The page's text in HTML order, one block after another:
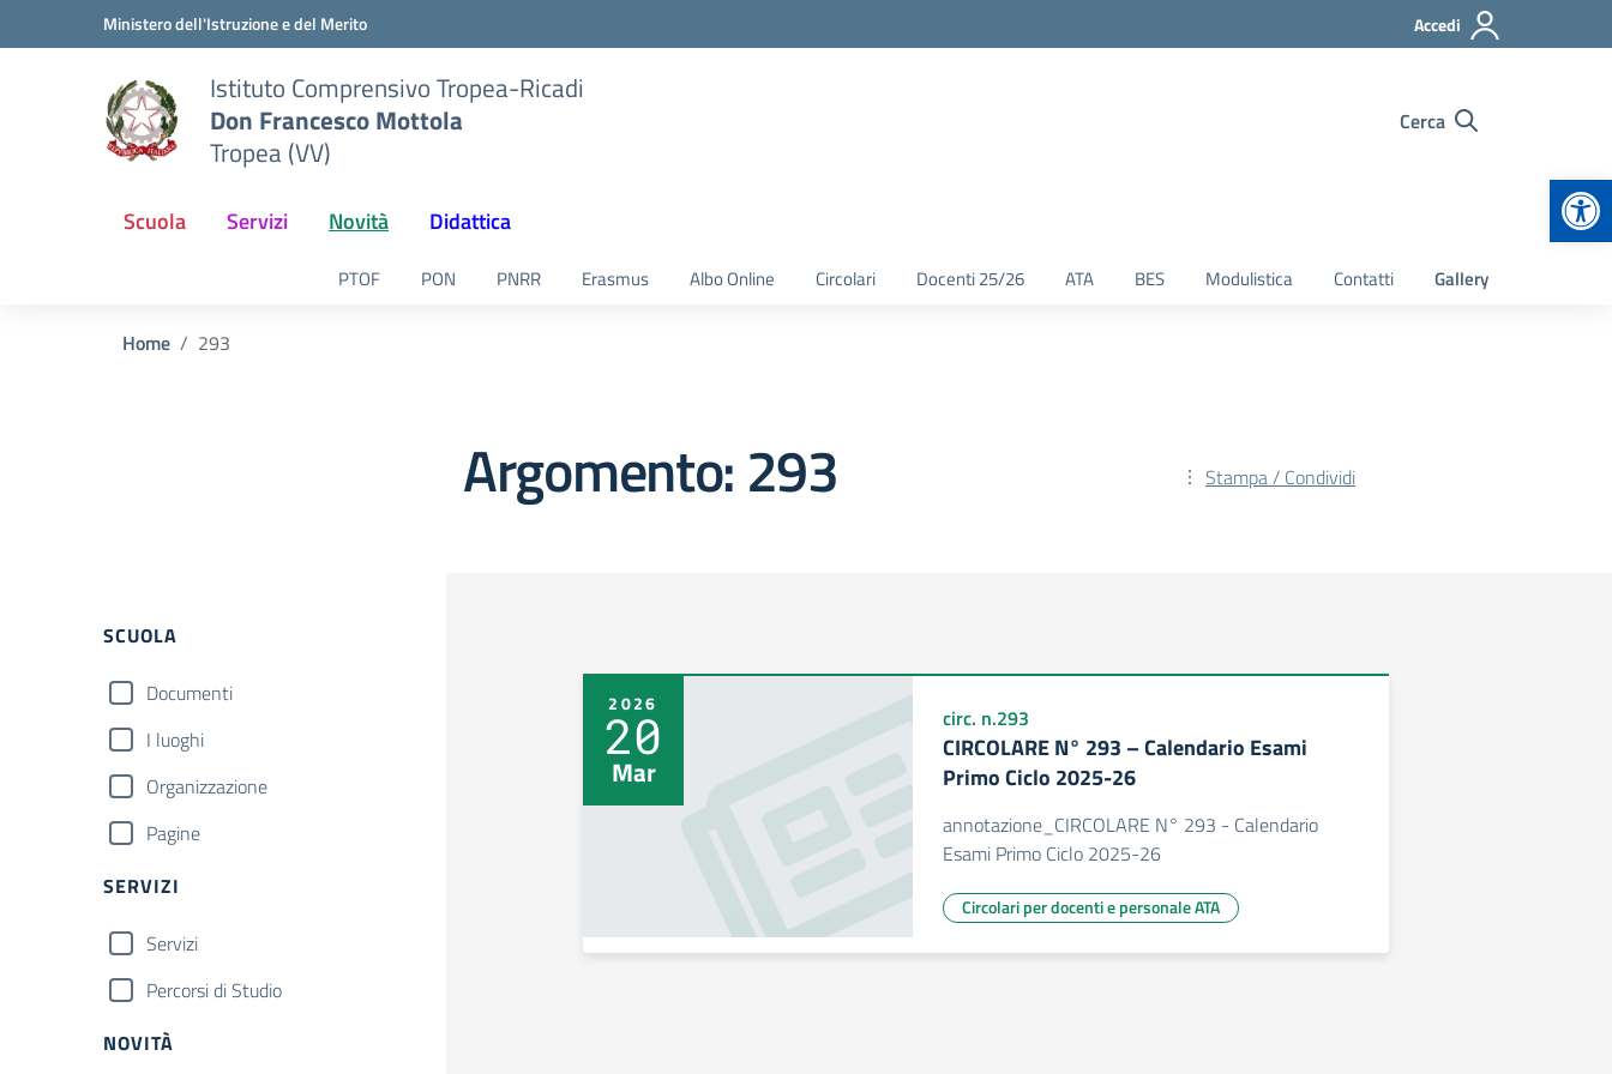
Vai ai contenuti
Vai al menu di navigazioneMinistero dell'Istruzione e del Merito Accedi
Istituto Comprensivo Tropea-Ricadi
Don Francesco Mottola
Tropea (VV)
Cerca
Scuola Servizi Novità Didattica
PTOF PON PNRR Erasmus Albo Online Circolari Docenti 25/26 ATA BES Modulistica Contatti Gallery
Home 293
Argomento: 293 Stampa / Condividi
Filtri
SCUOLA
Documenti
I luoghi
Organizzazione
Pagine
SERVIZI
Servizi
Percorsi di Studio
NOVITÀ
2026
20
Mar
circ. n.293
CIRCOLARE N° 293 – Calendario Esami
Primo Ciclo 2025-26
annotazione_CIRCOLARE N° 293 - Calendario
Esami Primo Ciclo 2025-26
Circolari per docenti e personale ATA